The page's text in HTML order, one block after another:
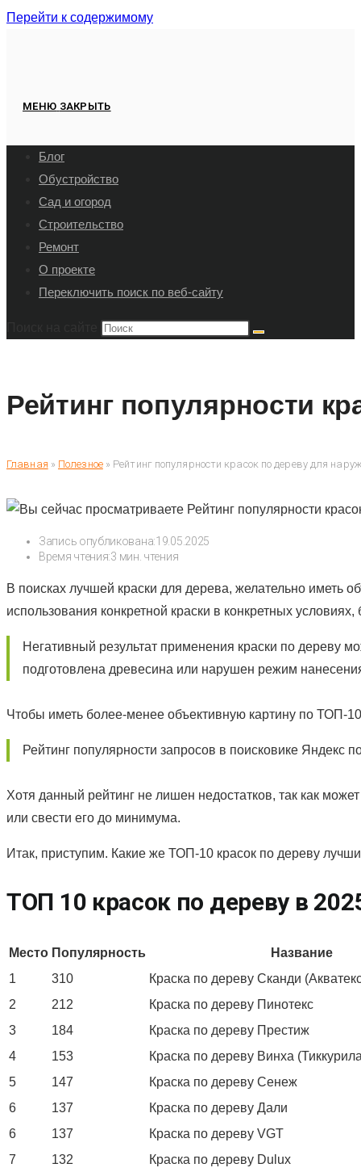
Перейти к содержимому
МЕНЮ ЗАКРЫТЬ
Блог
Обустройство
Сад и огород
Строительство
Ремонт
О проекте
Переключить поиск по веб-сайту
Рейтинг популярности
Главная » Полезное» Рейтинг популярности красок по дереву для
Запись опубликована:19.05.2025
Время чтения:3 мин. чтения
В поисках лучшей краски для дерева, желательно иметь
использования конкретной краски в конкретных
Негативный результат применения краски по дереву
подготовлена древесина или нарушен режим
Чтобы иметь более-менее объективную картину по ТОП-
Рейтинг популярности запросов в поисковике
Хотя данный рейтинг не лишен недостатков, так как
или свести его до минимума.
Итак, приступим. Какие же ТОП-10 красок по дереву
ТОП 10 красок по дереву в
Место Популярность
Название
1
310
Краска по дереву Сканди
2
212
Краска по дереву Пинотекс
3
184
Краска по дереву Престиж
4
153
Краска по дереву Винха
5
147
Краска по дереву Сенеж
6
137
Краска по дереву Дали
6
137
Краска по дереву VGT
7
132
Краска по дереву Dulux